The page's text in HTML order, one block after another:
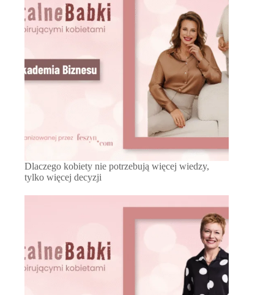
Dlaczego kobiety nie potrzebują więcej wiedzy,
tylko więcej decyzji